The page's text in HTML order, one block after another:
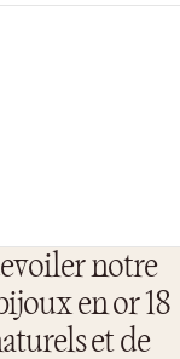
notre
en or 18
et de